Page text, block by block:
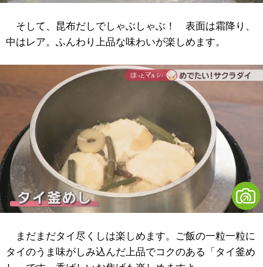
そして、昆布だしでしゃぶしゃぶ！ 表面は霜降り、
中はレア。ふんわり上品な味わいが楽しめます。
まだまだタイ尽くしは楽しめます。ご飯の一粒一粒に
タイのうま味がしみ込んだ上品でコクのある「タイ釜め